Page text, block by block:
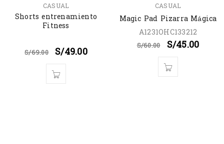
CASUAL
Shorts entrenamiento
Fitness
S/69.00 S/49.00
CASUAL
Magic Pad Pizarra Mágica
A1231OHC133212
S/60.00 S/45.00